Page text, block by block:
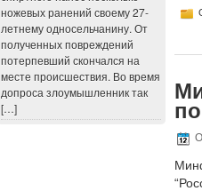
ножевых ранений своему 27-
летнему односельчанину. От
полученных повреждений
потерпевший скончался на
месте происшествия. Во время
допроса злоумышленник так
[…]